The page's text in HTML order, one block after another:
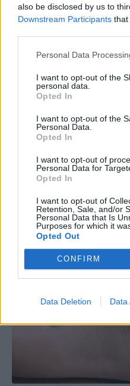
also be disclosed by us to
Downstream Participants that
Personal Data
I want to opt-out of the
personal data.
Opted In
I want to opt-out of the
Personal Data.
Opted In
I want to opt-out of
Personal Data for
Opted In
I want to opt-out of
Retention, Sale, and/or
Personal Data that Is
Purposes for which it
Opted Out
CONFIRM
Data Deletion Data